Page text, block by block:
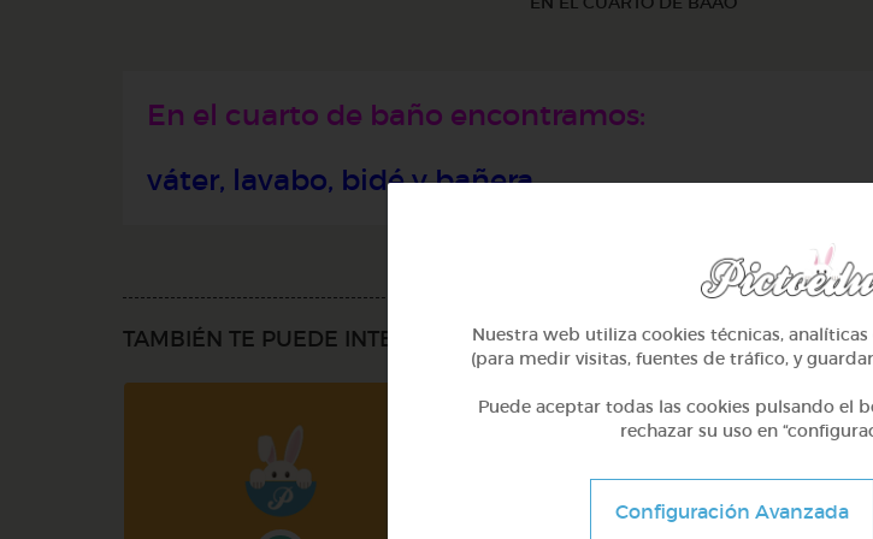
En el cuarto de baño encontramos:
váter, lavabo, bidé y bañera.
TAMBIÉN TE PUEDE INTERESAR
Nuestra web utiliza cookies técnicas,
(para medir visitas, fuentes de tráfico, y
Puede aceptar todas las cookies pulsando el
rechazar su uso en
Configuración Avanzada